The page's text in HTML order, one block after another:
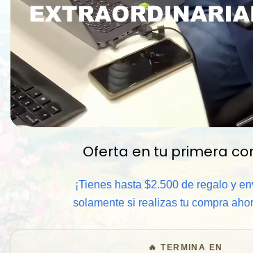
Oferta en tu primera
¡Tienes hasta $2.500 de regalo y
solamente si realizas tu compra
🔥 TERMINA EN
📦 Comprar
⏰
🧑‍💼